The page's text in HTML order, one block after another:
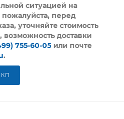
ситуацией на
перед
уточняйте стоимость
возможность доставки
755-60-05 или почте
.